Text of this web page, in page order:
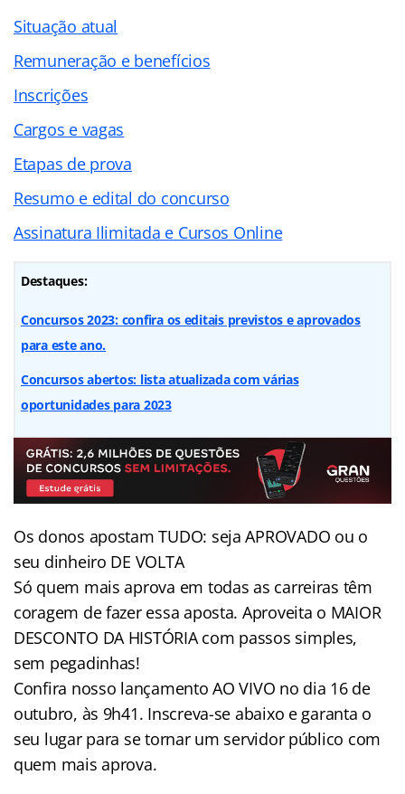
Situação atual
Remuneração e benefícios
Inscrições
Cargos e vagas
Etapas de prova
Resumo e edital do concurso
Assinatura Ilimitada e Cursos Online
Destaques:
Concursos 2023: confira os editais previstos e aprovados
para este ano.
Concursos abertos: lista atualizada com várias
oportunidades para 2023
Os donos apostam TUDO: seja APROVADO ou o
seu dinheiro DE VOLTA
Só quem mais aprova em todas as carreiras têm
coragem de fazer essa aposta. Aproveita o MAIOR
DESCONTO DA HISTÓRIA com passos simples,
sem pegadinhas!
Confira nosso lançamento AO VIVO no dia 16 de
outubro, às 9h41. Inscreva-se abaixo e garanta o
seu lugar para se tornar um servidor público com
quem mais aprova.